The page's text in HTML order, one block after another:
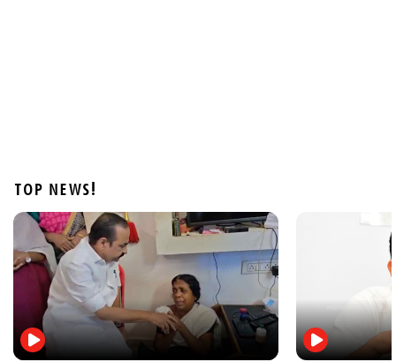
Politics
അമിത് ഷാ എന്ന് സഭയിലെത്തും? പ്രതിഷേധം
ശക്തമാക്കി പ്രതിപക്ഷം; പാര്‍ലമെന്റിലെ
ഓഫീസിലെത്തി ആഭ്യന്തര മന്ത്രി
1 hour ago
TOP NEWS!